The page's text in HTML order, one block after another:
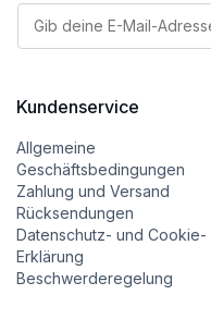
a
*
E
M
lKundenservice
Allgemeine
Geschäftsbedingungen
Zahlung und Versand
Rücksendungen
Datenschutz- und Cookie-
Erklärung
Beschwerderegelung